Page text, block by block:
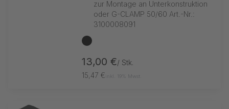
zur Montage an Unterkonstruktion
oder G-CLAMP 50/60 Art.-Nr.:
3100008091
schwarz
13,00 €/ Stk.
15,47 € inkl. 19% Mwst.